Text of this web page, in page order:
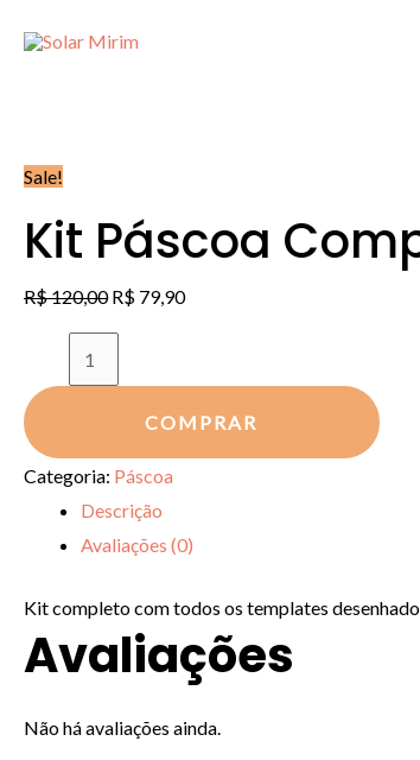
para
Sale!
Kit Páscoa
R$120,00 R$ 79,90
Páscoa
Completo
6
em
quantidade
COMPRAR
Categoria: Páscoa
Descrição
Avaliações (0)
Kit completo com todos os templates
Avaliações
Não há avaliações ainda.